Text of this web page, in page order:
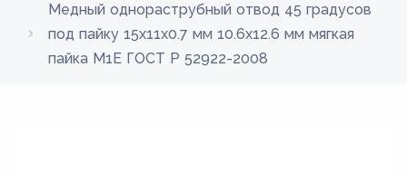
Медный однораструбный отвод 45 градусов
под пайку 15х11х0.7 мм 10.6х12.6 мм мягкая
пайка М1Е ГОСТ Р 52922-2008